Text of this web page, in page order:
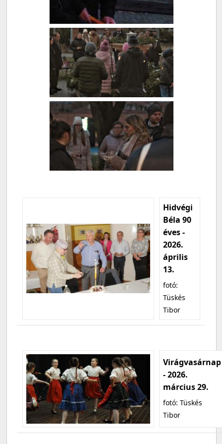
Hidvégi
Béla 90
éves -
2026.
április
13.
fotó:
Tüskés
Tibor
Virágvasárnap
- 2026.
március 29.
fotó: Tüskés
Tibor